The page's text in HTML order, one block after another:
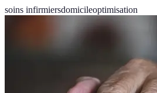
soins infirmiersdomicileoptimisation